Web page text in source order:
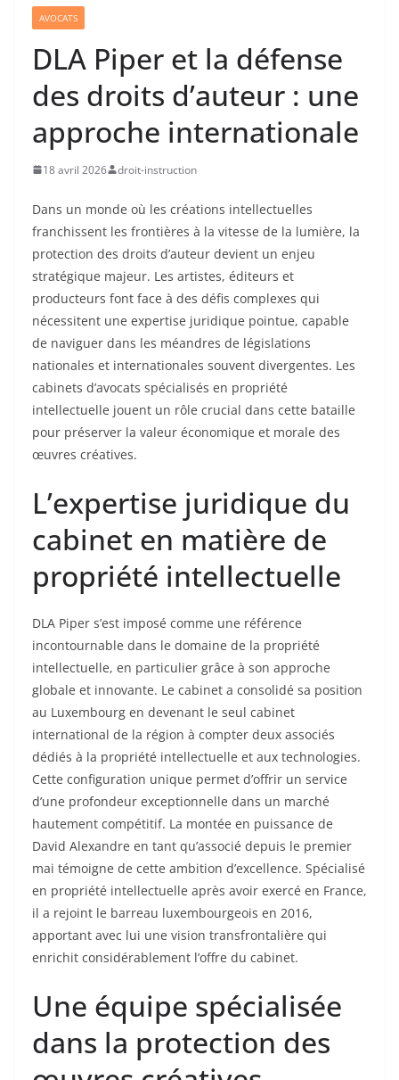
AVOCATS
DLA Piper et la défense
des droits d’auteur : une
approche internationale
18 avril 2026 droit-instruction
Dans un monde où les créations intellectuelles
franchissent les frontières à la vitesse de la lumière, la
protection des droits d’auteur devient un enjeu
stratégique majeur. Les artistes, éditeurs et
producteurs font face à des défis complexes qui
nécessitent une expertise juridique pointue, capable
de naviguer dans les méandres de législations
nationales et internationales souvent divergentes. Les
cabinets d’avocats spécialisés en propriété
intellectuelle jouent un rôle crucial dans cette bataille
pour préserver la valeur économique et morale des
œuvres créatives.
L’expertise juridique du
cabinet en matière de
propriété intellectuelle
DLA Piper s’est imposé comme une référence
incontournable dans le domaine de la propriété
intellectuelle, en particulier grâce à son approche
globale et innovante. Le cabinet a consolidé sa position
au Luxembourg en devenant le seul cabinet
international de la région à compter deux associés
dédiés à la propriété intellectuelle et aux technologies.
Cette configuration unique permet d’offrir un service
d’une profondeur exceptionnelle dans un marché
hautement compétitif. La montée en puissance de
David Alexandre en tant qu’associé depuis le premier
mai témoigne de cette ambition d’excellence. Spécialisé
en propriété intellectuelle après avoir exercé en France,
il a rejoint le barreau luxembourgeois en 2016,
apportant avec lui une vision transfrontalière qui
enrichit considérablement l’offre du cabinet.
Une équipe spécialisée
dans la protection des